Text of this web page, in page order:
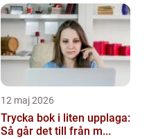
12 maj 2026
Trycka bok i liten upplaga:
Så går det till från m...